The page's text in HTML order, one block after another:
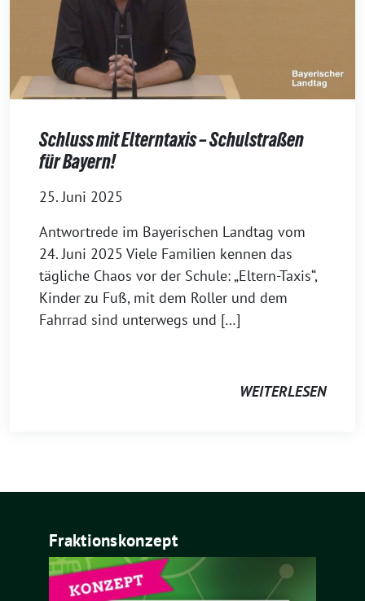
Schluss mit Elterntaxis – Schulstraßen
für Bayern!
25. Juni 2025
Antwortrede im Bayerischen Landtag vom
24. Juni 2025 Viele Familien kennen das
tägliche Chaos vor der Schule: „Eltern-Taxis“,
Kinder zu Fuß, mit dem Roller und dem
Fahrrad sind unterwegs und […]
WEITERLESEN
Fraktionskonzept